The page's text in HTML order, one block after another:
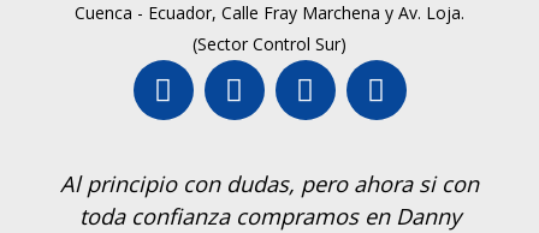
Cuenca - Ecuador, Calle Fray Marchena y Av. Loja.
(Sector Control Sur)
Al principio con dudas, pero ahora si con
toda confianza compramos en Danny